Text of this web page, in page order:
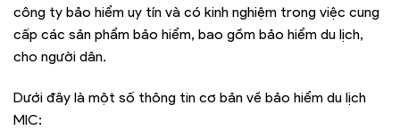
công ty bảo hiểm uy tín và có kinh nghiệm trong việc cung
cấp các sản phẩm bảo hiểm, bao gồm bảo hiểm du lịch,
cho người dân.
Dưới đây là một số thông tin cơ bản về bảo hiểm du lịch
MIC: